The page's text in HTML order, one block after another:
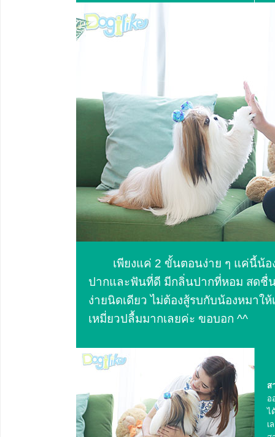
เพียงแค่ 2 ขั้นตอนง่าย ๆ แค่นี้น้
ปากและฟันที่ดี มีกลิ่นปากที่หอม สดชื่
ง่ายนิดเดียว ไม่ต้องสู้รบกับน้องหมาใ
เหมี่ยวปลื้มมากเลยค่ะ ขอบอก ^^
ส
อ
ไ
เ